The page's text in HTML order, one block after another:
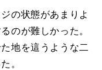
の状態があまりよ
のが難しかった。
地を這うような二
。